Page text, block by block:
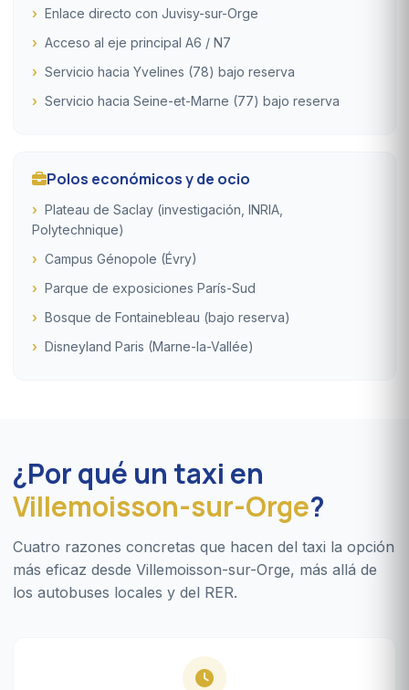
Enlace directo con Juvisy-sur-Orge
Acceso al eje principal A6 / N7
Servicio hacia Yvelines (78) bajo reserva
Servicio hacia Seine-et-Marne (77) bajo reserva
Polos económicos y de ocio
Plateau de Saclay (investigación, INRIA,
Polytechnique)
Campus Génopole (Évry)
Parque de exposiciones París-Sud
Bosque de Fontainebleau (bajo reserva)
Disneyland Paris (Marne-la-Vallée)
¿Por qué un taxi en
Villemoisson-sur-Orge?
Cuatro razones concretas que hacen del taxi la opción
más eficaz desde Villemoisson-sur-Orge, más allá de
los autobuses locales y del RER.